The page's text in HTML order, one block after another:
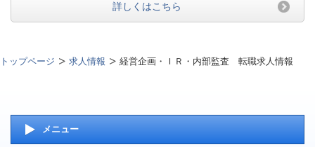
詳しくはこちら
トップページ 求人情報 経営企画・ＩＲ・内部監査 転職求人情報
メニュー